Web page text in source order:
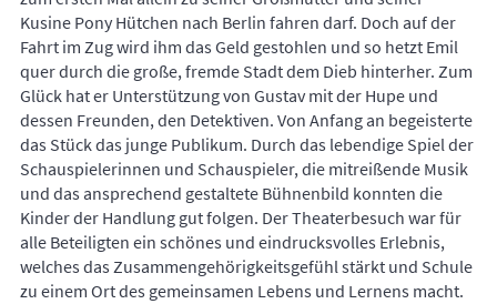
Kusine Pony Hütchen nach Berlin fahren darf. Doch auf der
Fahrt im Zug wird ihm das Geld gestohlen und so hetzt Emil
quer durch die große, fremde Stadt dem Dieb hinterher. Zum
Glück hat er Unterstützung von Gustav mit der Hupe und
dessen Freunden, den Detektiven. Von Anfang an begeisterte
das Stück das junge Publikum. Durch das lebendige Spiel der
Schauspielerinnen und Schauspieler, die mitreißende Musik
und das ansprechend gestaltete Bühnenbild konnten die
Kinder der Handlung gut folgen. Der Theaterbesuch war für
alle Beteiligten ein schönes und eindrucksvolles Erlebnis,
welches das Zusammengehörigkeitsgefühl stärkt und Schule
zu einem Ort des gemeinsamen Lebens und Lernens macht.